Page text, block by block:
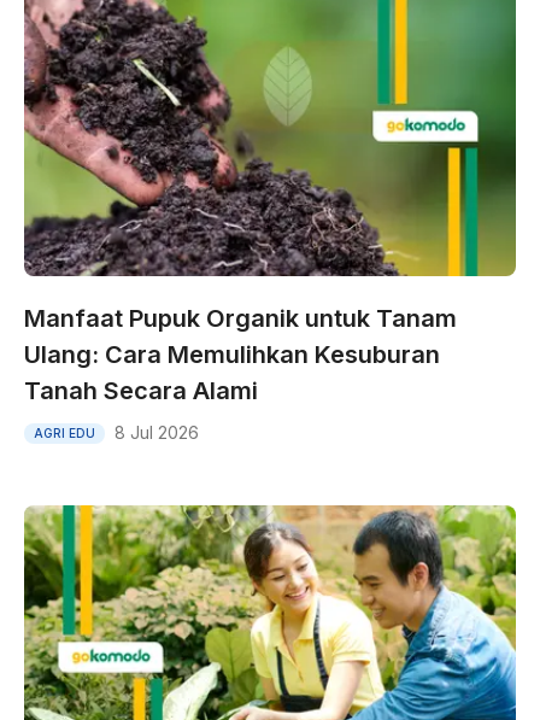
Manfaat Pupuk Organik untuk Tanam
Ulang: Cara Memulihkan Kesuburan
Tanah Secara Alami
AGRI EDU 8 Jul 2026